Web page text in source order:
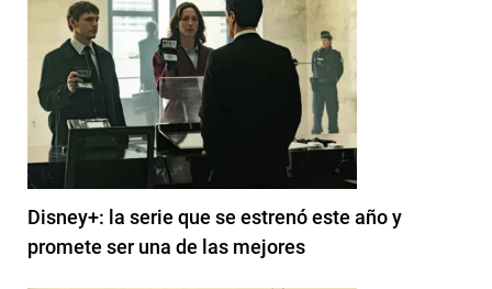
Disney+: la serie que se estrenó este año y
promete ser una de las mejores